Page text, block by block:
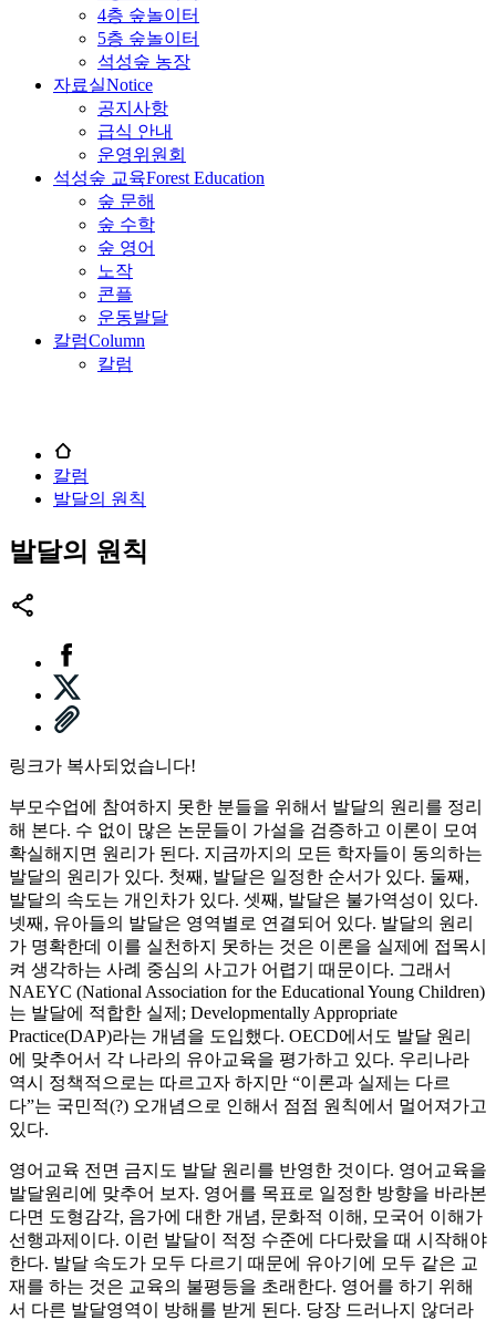
4층 숲놀이터
5층 숲놀이터
석성숲 농장
자료실Notice
공지사항
급식 안내
운영위원회
석성숲 교육Forest Education
숲 문해
숲 수학
숲 영어
노작
콘플
운동발달
칼럼Column
칼럼
칼럼
발달의 원칙
발달의 원칙
링크가 복사되었습니다!
부모수업에 참여하지 못한 분들을 위해서 발달의 원리를 정리
해 본다. 수 없이 많은 논문들이 가설을 검증하고 이론이 모여
확실해지면 원리가 된다. 지금까지의 모든 학자들이 동의하는
발달의 원리가 있다. 첫째, 발달은 일정한 순서가 있다. 둘째,
발달의 속도는 개인차가 있다. 셋째, 발달은 불가역성이 있다.
넷째, 유아들의 발달은 영역별로 연결되어 있다. 발달의 원리
가 명확한데 이를 실천하지 못하는 것은 이론을 실제에 접목시
켜 생각하는 사례 중심의 사고가 어렵기 때문이다. 그래서
NAEYC (National Association for the Educational Young Children)
는 발달에 적합한 실제; Developmentally Appropriate
Practice(DAP)라는 개념을 도입했다. OECD에서도 발달 원리
에 맞추어서 각 나라의 유아교육을 평가하고 있다. 우리나라
역시 정책적으로는 따르고자 하지만 “이론과 실제는 다르
다”는 국민적(?) 오개념으로 인해서 점점 원칙에서 멀어져가고
있다.
영어교육 전면 금지도 발달 원리를 반영한 것이다. 영어교육을
발달원리에 맞추어 보자. 영어를 목표로 일정한 방향을 바라본
다면 도형감각, 음가에 대한 개념, 문화적 이해, 모국어 이해가
선행과제이다. 이런 발달이 적정 수준에 다다랐을 때 시작해야
한다. 발달 속도가 모두 다르기 때문에 유아기에 모두 같은 교
재를 하는 것은 교육의 불평등을 초래한다. 영어를 하기 위해
서 다른 발달영역이 방해를 받게 된다. 당장 드러나지 않더라